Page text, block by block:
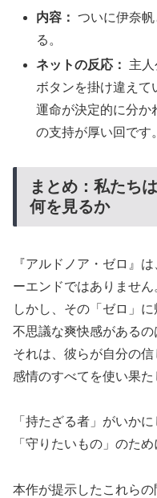
内容： ついに伊奈
る。
ネットの反応：
主
ボタンを掛け違えて
運命が決定的に分か
の支持が厚い回です。
まとめ：私たち
何を見るか
『アルドノア・ゼロ』
ーエンドではありません
しかし、その「ゼロ」
不思議な爽快感があるの
それは、彼らが自分の
感情のすべてを使い果た
「持たざる者」がいか
「守りたいもの」のた
本作が提示したこれら